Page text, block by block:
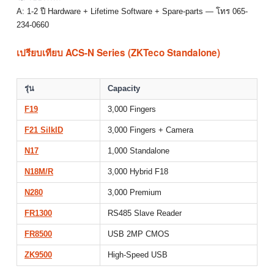
A: 1-2 ปี Hardware + Lifetime Software + Spare-parts — โทร 065-
234-0660
เปรียบเทียบ ACS-N Series (ZKTeco Standalone)
รุ่น Capacity
F19 3,000 Fingers
F21 SilkID 3,000 Fingers + Camera
N17 1,000 Standalone
N18M/R 3,000 Hybrid F18
N280 3,000 Premium
FR1300 RS485 Slave Reader
FR8500 USB 2MP CMOS
ZK9500 High-Speed USB